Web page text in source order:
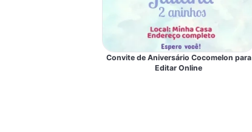
Convite de Aniversário Cocomelon para
Editar Online